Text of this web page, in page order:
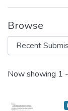
Browse
Recent
Now showing 1